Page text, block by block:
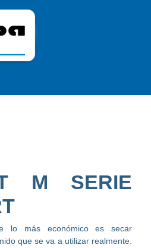
M SERIE
lo más económico es secar
que se va a utilizar realmente.